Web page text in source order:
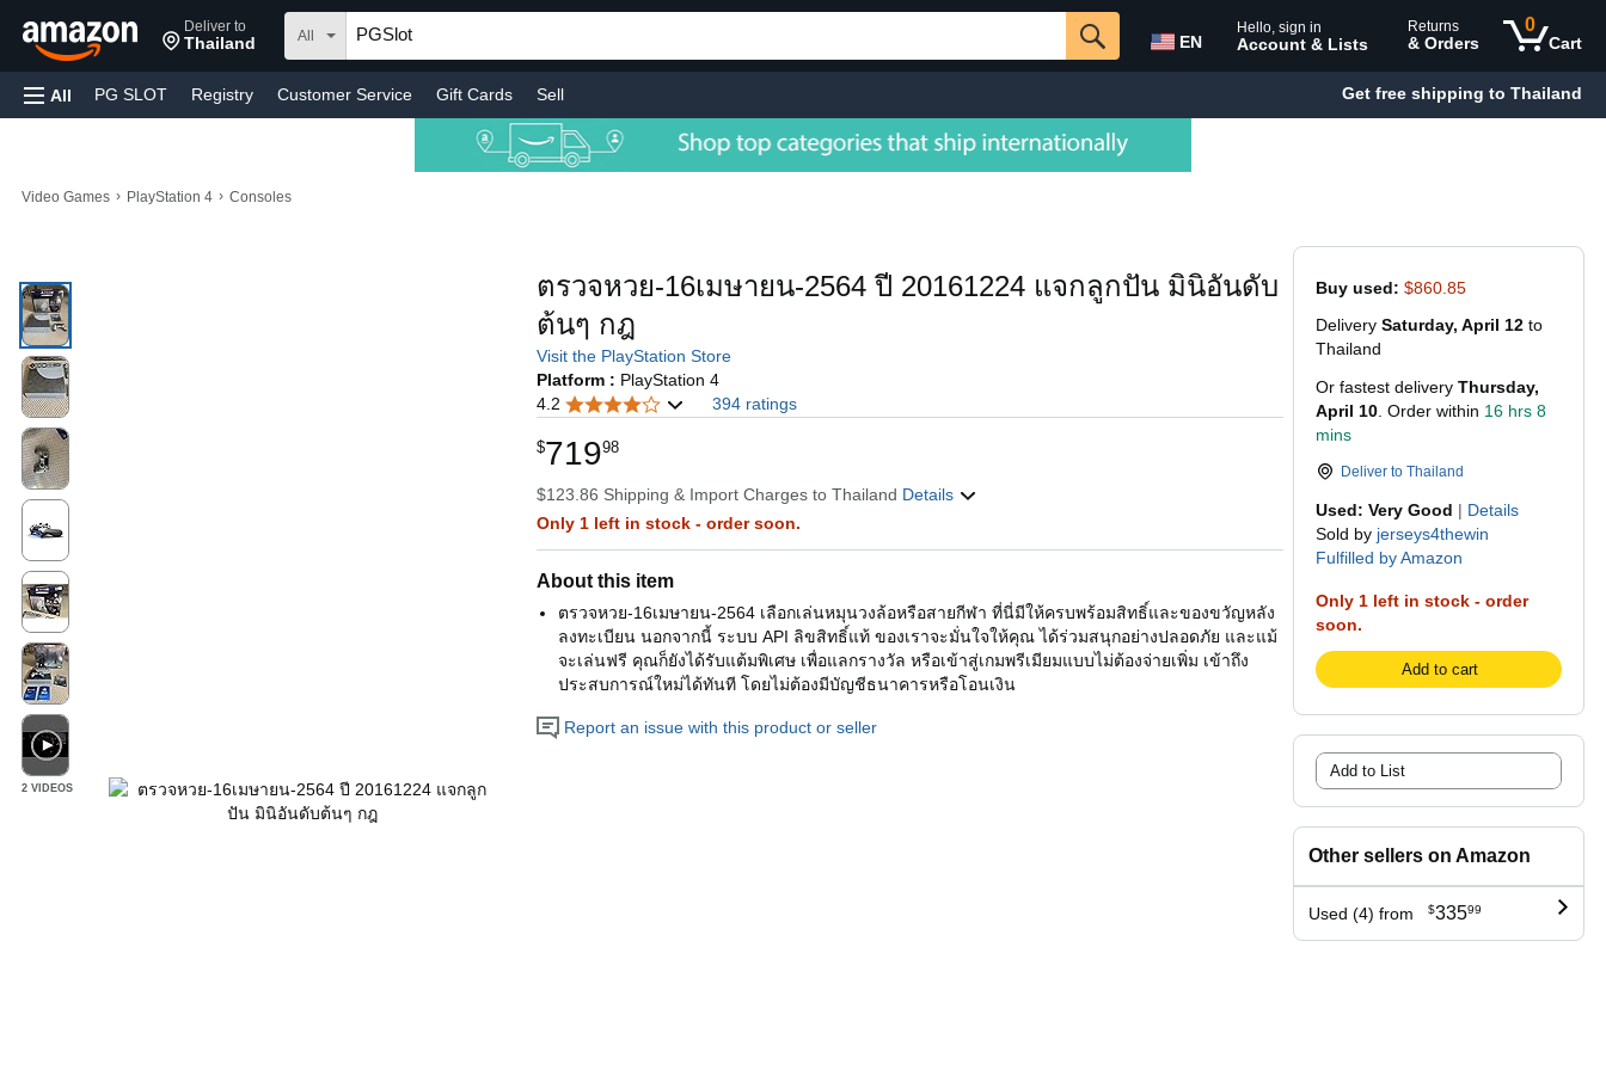
Deliver to
Thailand All EN
Hello, sign in
Account & Lists
Returns
& Orders
0
Cart
All PG SLOT Registry Customer Service Gift Cards Sell Get free shipping to Thailand
Video Games › PlayStation 4 › Consoles
Buy used: $860.85
Delivery Saturday, April 12 to
Thailand
Or fastest delivery Thursday,
April 10 . Order within 16 hrs 8
mins
Deliver to Thailand
Used: Very Good | Details
Sold by jerseys4thewin
Fulfilled by Amazon
Only 1 left in stock - order
soon.
Add to cart
Add to List
Other sellers on Amazon
Used (4) from $33599
2 VIDEOS
ตรวจหวย-16เมษายน-2564 ปี 20161224 แจกลูกปัน มินิอันดับ
ต้นๆ กฎ
Visit the PlayStation Store
Platform : PlayStation 4
4.2
394 ratings
$71998
$123.86 Shipping & Import Charges to Thailand Details
Only 1 left in stock - order soon.
About this item
ตรวจหวย-16เมษายน-2564 เลือกเล่นหมุนวงล้อหรือสายกีฬา ที่นี่มีให้ครบพร้อมสิทธิ์และของขวัญหลัง
ลงทะเบียน นอกจากนี้ ระบบ API ลิขสิทธิ์แท้ ของเราจะมั่นใจให้คุณ ได้ร่วมสนุกอย่างปลอดภัย และแม้
จะเล่นฟรี คุณก็ยังได้รับแต้มพิเศษ เพื่อแลกรางวัล หรือเข้าสู่เกมพรีเมียมแบบไม่ต้องจ่ายเพิ่ม เข้าถึง
ประสบการณ์ใหม่ได้ทันที โดยไม่ต้องมีบัญชีธนาคารหรือโอนเงิน
Report an issue with this product or seller